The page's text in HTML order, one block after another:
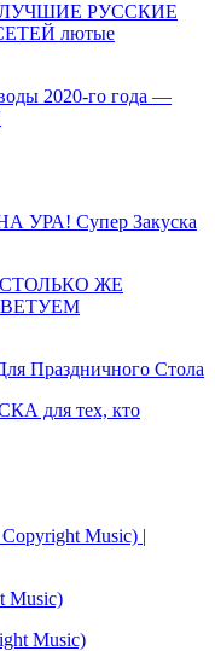
РУССКИЕ
лютые
2020-го года —
Супер Закуска
ЖЕ
Стола
для тех, кто
Music) |
Music)
Music)